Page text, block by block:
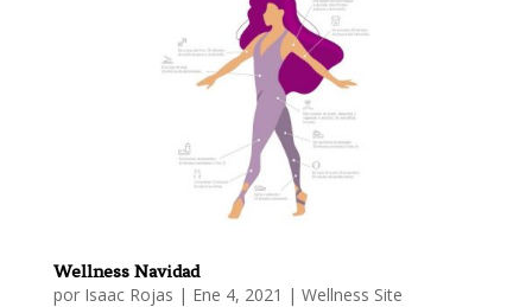
Wellness Navidad
por Isaac Rojas | Ene 4, 2021 | Wellness Site